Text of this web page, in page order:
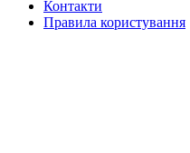
Контакти
Правила користування